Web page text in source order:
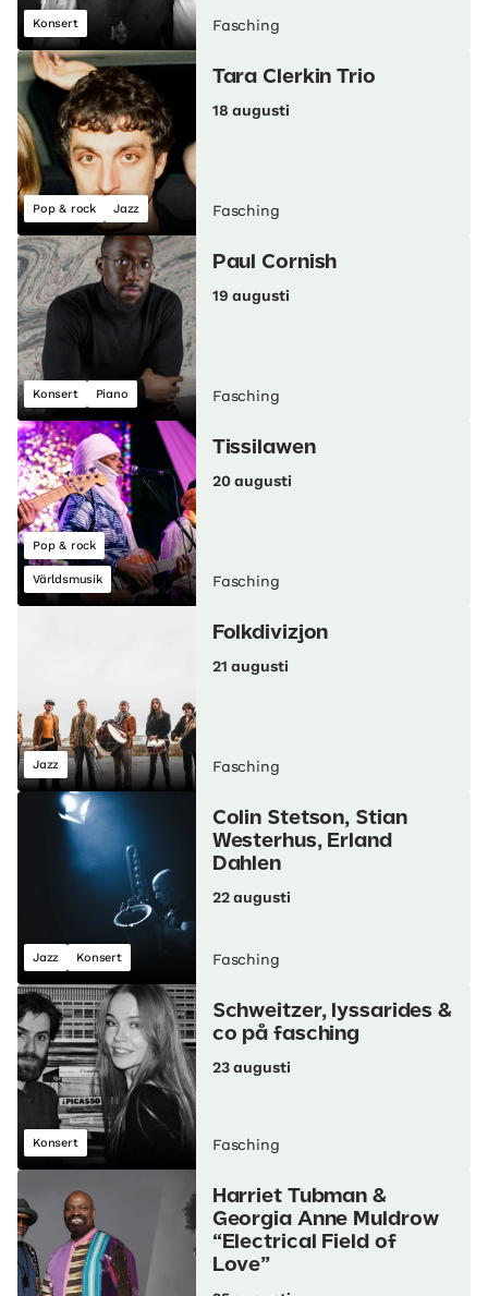
Konsert Fasching
Pop & rock Jazz
Tara Clerkin Trio
18 augusti
Fasching
Konsert Piano
Paul Cornish
19 augusti
Fasching
Pop & rock
Världsmusik
Tissilawen
20 augusti
Fasching
Jazz
Folkdivizjon
21 augusti
Fasching
Jazz Konsert
Colin Stetson, Stian
Westerhus, Erland
Dahlen
22 augusti
Fasching
Konsert
Schweitzer, lyssarides &
co på fasching
23 augusti
Fasching
Harriet Tubman &
Georgia Anne Muldrow
“Electrical Field of
Love”